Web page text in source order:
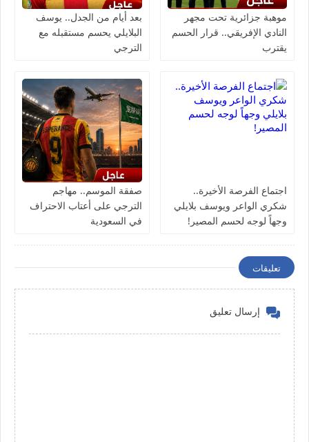
موهبة جزائرية تحت مجهر
النادي الإفريقي.. قرار الحسم
يقترب
بعد أيام من الجدل.. يوسف
البلايلي يحسم مستقبله مع
الترجي
اجتماع الفرصة الأخيرة..
شكري الواعر ويوسف بلايلي
وجهاً لوجه لحسم المصير!
صفقة الموسم.. مهاجم
الترجي على أعتاب الاحتراف
في السعودية
تعليقات
إرسال تعليق